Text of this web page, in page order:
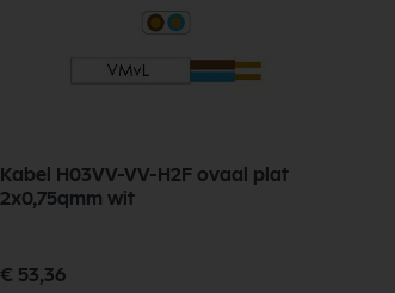
Kabel H03VV-VV-H2F ovaal plat
2x0,75qmm wit
€ 53,36